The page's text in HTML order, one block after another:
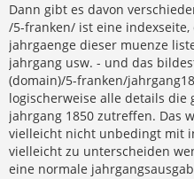
Dann gibt es davon
/5-franken/ ist eine
jahrgaenge dieser muenze
jahrgang usw. - und das
(domain)/5-franken/
logischerweise alle details die
jahrgang 1850 zutreffen. Das
vielleicht nicht unbedingt mit
vielleicht zu unterscheiden
eine normale